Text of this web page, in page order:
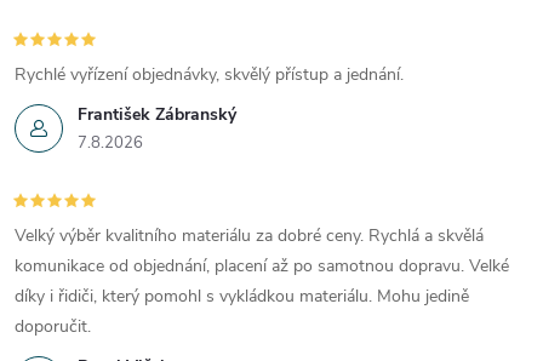
František Zábranský
7.8.2026
Rychlé vyřízení objednávky, skvělý přístup a jednání.
Velký výběr kvalitního materiálu za dobré ceny. Rychlá a skvělá
komunikace od objednání, placení až po samotnou dopravu. Velké
díky i řidiči, který pomohl s vykládkou materiálu. Mohu jedině
doporučit.